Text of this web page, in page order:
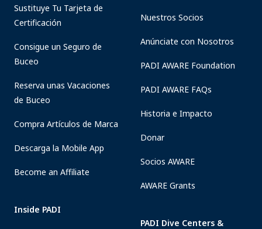
Sustituye Tu Tarjeta de
Certificación
Consigue un Seguro de
Buceo
Reserva unas Vacaciones
de Buceo
Compra Artículos de Marca
Descarga la Mobile App
Become an Affiliate
Inside PADI
Nuestros Socios
Anúnciate con Nosotros
PADI AWARE Foundation
PADI AWARE FAQs
Historia e Impacto
Donar
Socios AWARE
AWARE Grants
PADI Dive Centers &